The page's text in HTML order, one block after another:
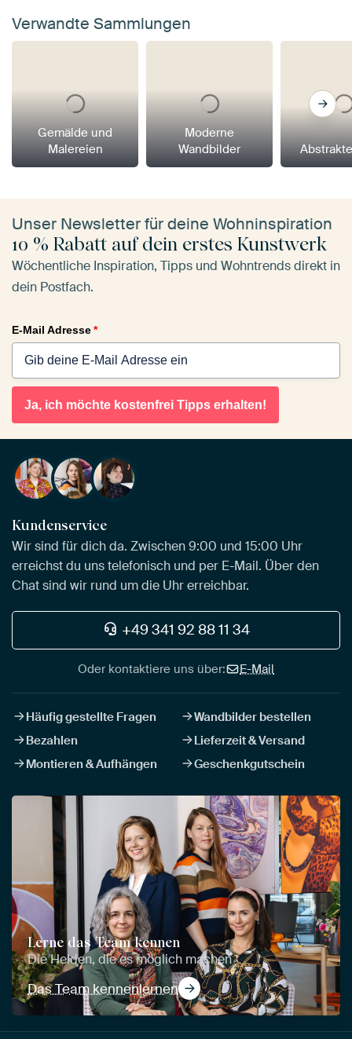
Verwandte Sammlungen
Gemälde und
Malereien
Moderne
Wandbilder
Unser Newsletter für deine Wohninspiration
10 % Rabatt auf dein erstes Kunstwerk
Wöchentliche Inspiration, Tipps und Wohntrends direkt in
dein Postfach.
E-Mail Adresse*
Ja, ich möchte kostenfrei Tipps erhalten!
Kundenservice
Wir sind für dich da. Zwischen 9:00 und 15:00 Uhr
erreichst du uns telefonisch und per E-Mail. Über den
Chat sind wir rund um die Uhr erreichbar.
+49 341 92 88 11 34
Oder kontaktiere uns über: E-Mail
Häufig gestellte Fragen
Wandbilder bestellen
Bezahlen
Lieferzeit & Versand
Montieren & Aufhängen
Geschenkgutschein
Lerne das Team kennen
Die Helden, die es möglich machen
Das Team kennenlernen